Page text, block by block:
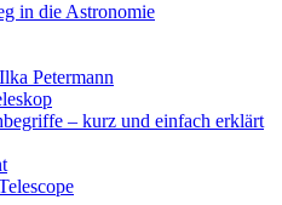
in die Astronomie
Petermann
– kurz und einfach erklärt